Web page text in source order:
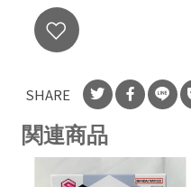
SHARE
関連商品